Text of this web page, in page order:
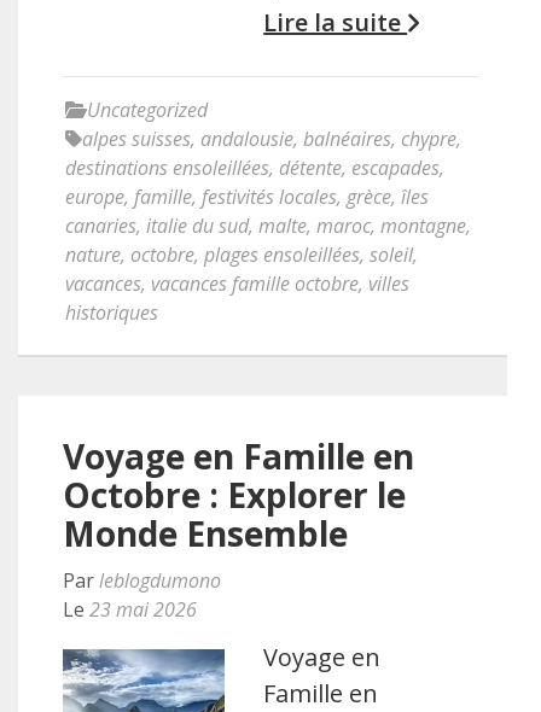
Lire la suite
Uncategorized
alpes suisses, andalousie, balnéaires, chypre,
destinations ensoleillées, détente, escapades,
europe, famille, festivités locales, grèce, îles
canaries, italie du sud, malte, maroc, montagne,
nature, octobre, plages ensoleillées, soleil,
vacances, vacances famille octobre, villes
historiques
Voyage en Famille en
Octobre : Explorer le
Monde Ensemble
Parleblogdumono
Le 23 mai 2026
Voyage en
Famille en